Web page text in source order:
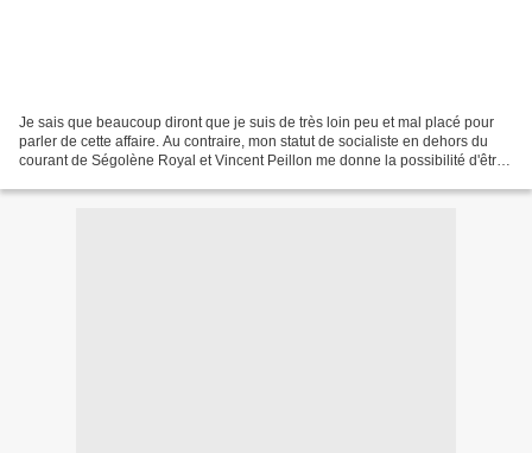
Je sais que beaucoup diront que je suis de très loin peu et mal placé pour
parler de cette affaire. Au contraire, mon statut de socialiste en dehors du
courant de Ségolène Royal et Vincent Peillon me donne la possibilité d'être